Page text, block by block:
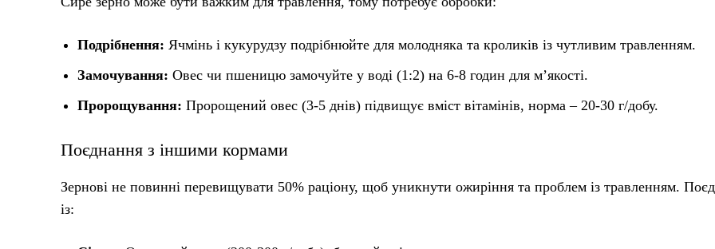
Подрібнення: Ячмінь і кукурудзу подрібнюйте для молодняка та кроликів із чутливим травленням.
Замочування: Овес чи пшеницю замочуйте у воді (1:2) на 6-8 годин для м’якості.
Пророщування: Пророщений овес (3-5 днів) підвищує вміст вітамінів, норма – 20-30 г/добу.
Поєднання з іншими кормами
Зернові не повинні перевищувати 50% раціону, щоб уникнути ожиріння та проблем із травленням.
із: